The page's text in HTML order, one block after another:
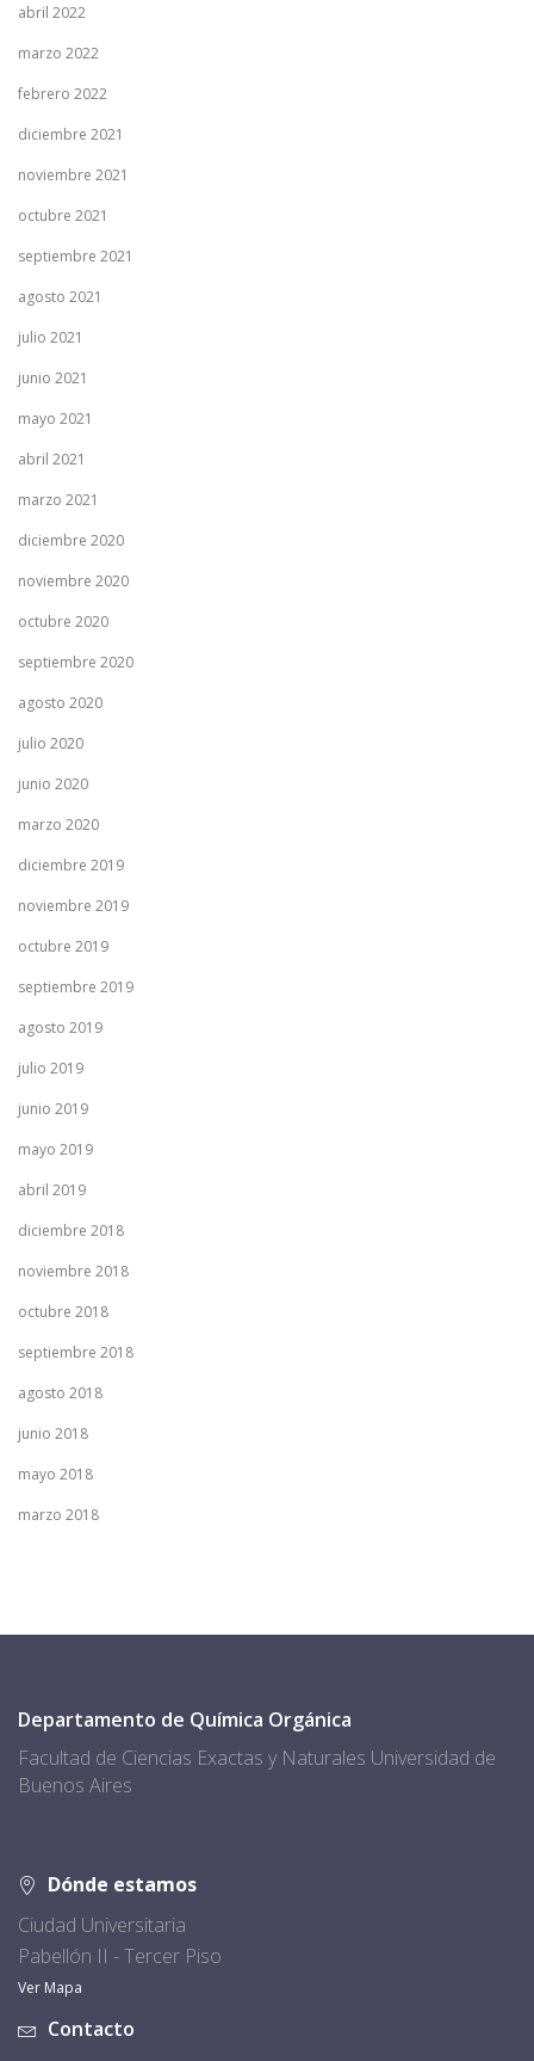
abril 2022
marzo 2022
febrero 2022
diciembre 2021
noviembre 2021
octubre 2021
septiembre 2021
agosto 2021
julio 2021
junio 2021
mayo 2021
abril 2021
marzo 2021
diciembre 2020
noviembre 2020
octubre 2020
septiembre 2020
agosto 2020
julio 2020
junio 2020
marzo 2020
diciembre 2019
noviembre 2019
octubre 2019
septiembre 2019
agosto 2019
julio 2019
junio 2019
mayo 2019
abril 2019
diciembre 2018
noviembre 2018
octubre 2018
septiembre 2018
agosto 2018
junio 2018
mayo 2018
marzo 2018
Departamento de Química Orgánica
Facultad de Ciencias Exactas y Naturales Universidad de
Buenos Aires
Dónde estamos
Ciudad Universitaria
Pabellón II - Tercer Piso
Ver Mapa
Contacto